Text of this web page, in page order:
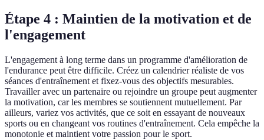
Étape 4 : Maintien de la motivation et de
l'engagement
L'engagement à long terme dans un programme d'amélioration de
l'endurance peut être difficile. Créez un calendrier réaliste de vos
séances d'entraînement et fixez-vous des objectifs mesurables.
Travailler avec un partenaire ou rejoindre un groupe peut augmenter
la motivation, car les membres se soutiennent mutuellement. Par
ailleurs, variez vos activités, que ce soit en essayant de nouveaux
sports ou en changeant vos routines d'entraînement. Cela empêche la
monotonie et maintient votre passion pour le sport.